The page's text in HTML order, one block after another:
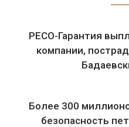
РЕСО-Гарантия
компании,
Более 300
безопасность